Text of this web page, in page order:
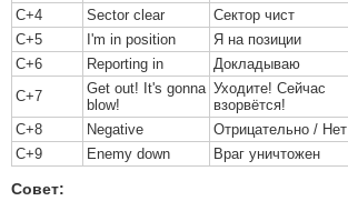
C+4
Sector clear Сектор чист
C+5
I'm in position Я на позиции
C+6
Reporting in Докладываю
C+7
Get out! It's gonna
blow!
Уходите! Сейчас
взорвётся!
C+8
Negative Отрицательно / Нет
C+9
Enemy down Враг уничтожен
Совет: